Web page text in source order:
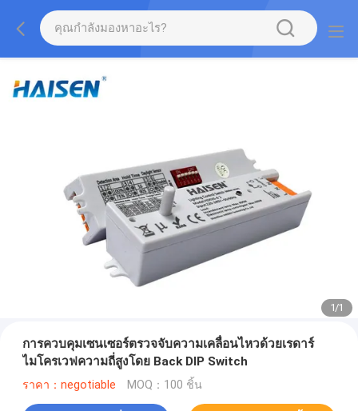
1/1
การควบคุมเซนเซอร์ตรวจจับความเคลื่อนไหวด้วยเรดาร์
ไมโครเวฟความถี่สูงโดย Back DIP Switch
ราคา：negotiable MOQ：100 ชิ้น